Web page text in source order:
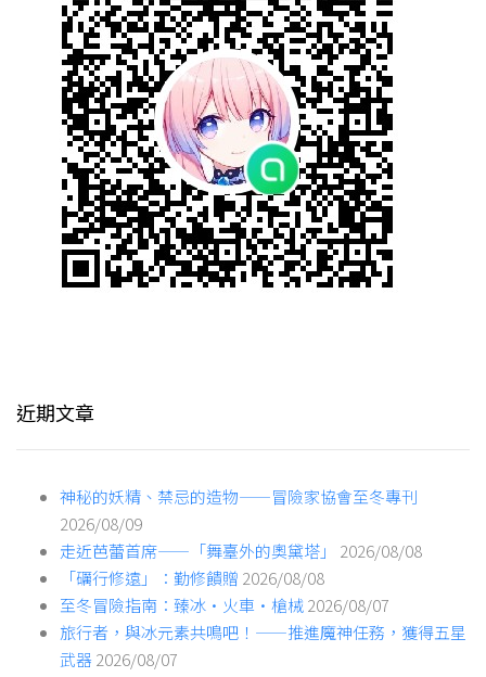
近期文章
神秘的妖精、禁忌的造物——冒險家協會至冬專刊
2026/08/09
走近芭蕾首席——「舞臺外的奧黛塔」
2026/08/08
「礪行修遠」：勤修饋贈 2026/08/08
至冬冒險指南：臻冰·火車·槍械2026/08/07
旅行者，與冰元素共鳴吧！——推進魔神任務，獲得五星
武器2026/08/07